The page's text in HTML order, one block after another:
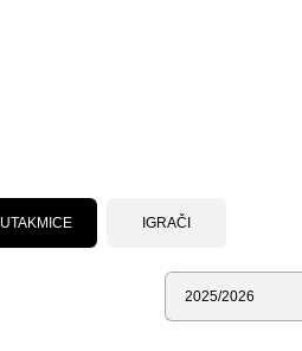
UTAKMICE IGRAČI
Sezona